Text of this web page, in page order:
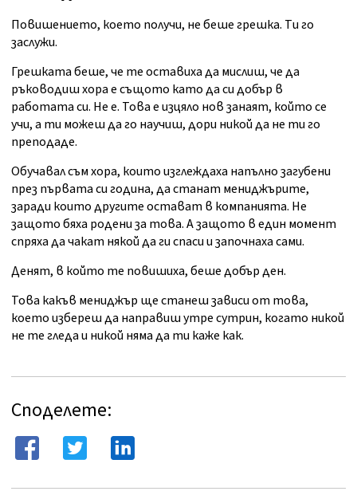
Повишението, което получи, не беше грешка. Ти го
заслужи.
Грешката беше, че те оставиха да мислиш, че да
ръководиш хора е същото като да си добър в
работата си. Не е. Това е изцяло нов занаят, който се
учи, а ти можеш да го научиш, дори никой да не ти го
преподаде.
Обучавал съм хора, които изглеждаха напълно загубени
през първата си година, да станат мениджърите,
заради които другите остават в компанията. Не
защото бяха родени за това. А защото в един момент
спряха да чакат някой да ги спаси и започнаха сами.
Денят, в който те повишиха, беше добър ден.
Това какъв мениджър ще станеш зависи от това,
което избереш да направиш утре сутрин, когато никой
не те гледа и никой няма да ти каже как.
Споделете: